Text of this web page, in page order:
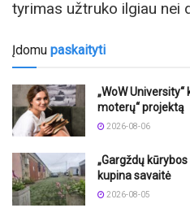
tyrimas užtruko ilgiau nei
Įdomu paskaityti
„WoW
moterų“ projektą
2026-08-06
„Gargždų
kupina savaitė
2026-08-05